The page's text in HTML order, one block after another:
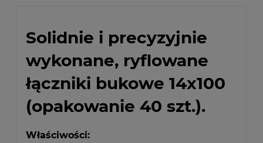
Solidnie i precyzyjnie
wykonane, ryflowane
łączniki bukowe 14x100
(opakowanie 40 szt.).
Właściwości: